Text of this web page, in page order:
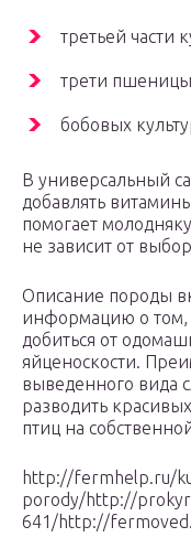
третьей части
трети
бобовых
В универсальный
добавлять
помогает
не зависит от
Описание породы
информацию о том,
добиться от
яйценоскости.
выведенного вида
разводить
птиц на
http://fermhelp.ru/
porody/http://
641/http://